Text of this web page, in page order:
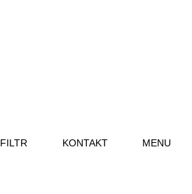
FILTR KONTAKT MENU